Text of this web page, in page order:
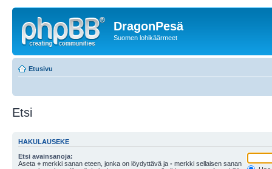
DragonPesä
Suomen lohikäärmeet
Etusivu
Etsi
HAKULAUSEKE
Etsi avainsanoja:
Aseta + merkki sanan eteen, jonka on löydyttävä ja - merkki sellaisen sanan